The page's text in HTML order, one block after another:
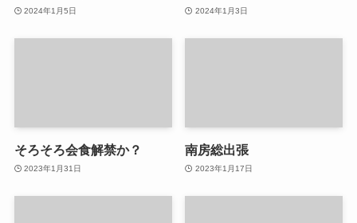
2024年1月5日 2024年1月3日
そろそろ会食解禁か？
2023年1月31日
南房総出張
2023年1月17日